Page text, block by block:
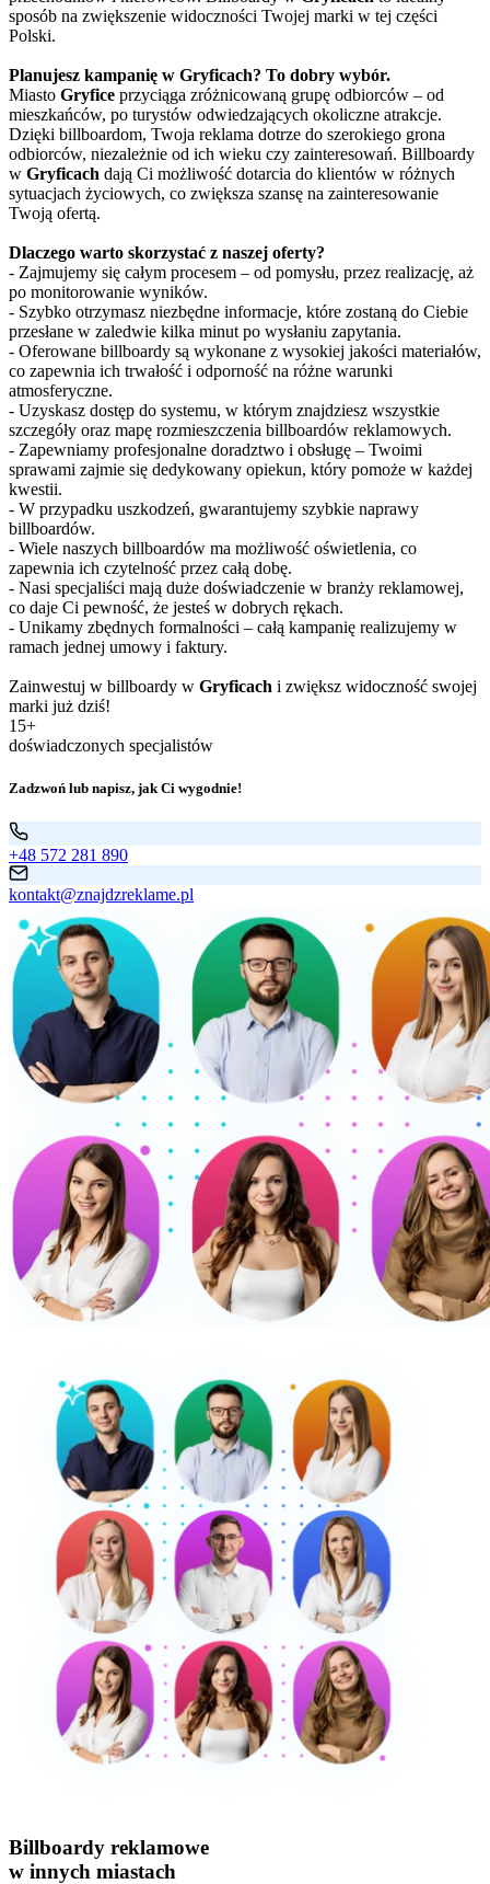
sposób na zwiększenie widoczności Twojej marki w tej części
Polski.
Planujesz kampanię w Gryficach? To dobry wybór.
Miasto Gryfice przyciąga zróżnicowaną grupę odbiorców – od
mieszkańców, po turystów odwiedzających okoliczne atrakcje.
Dzięki billboardom, Twoja reklama dotrze do szerokiego grona
odbiorców, niezależnie od ich wieku czy zainteresowań. Billboardy
w Gryficach dają Ci możliwość dotarcia do klientów w różnych
sytuacjach życiowych, co zwiększa szansę na zainteresowanie
Twoją ofertą.
Dlaczego warto skorzystać z naszej oferty?
- Zajmujemy się całym procesem – od pomysłu, przez realizację, aż
po monitorowanie wyników.
- Szybko otrzymasz niezbędne informacje, które zostaną do Ciebie
przesłane w zaledwie kilka minut po wysłaniu zapytania.
- Oferowane billboardy są wykonane z wysokiej jakości materiałów,
co zapewnia ich trwałość i odporność na różne warunki
atmosferyczne.
- Uzyskasz dostęp do systemu, w którym znajdziesz wszystkie
szczegóły oraz mapę rozmieszczenia billboardów reklamowych.
- Zapewniamy profesjonalne doradztwo i obsługę – Twoimi
sprawami zajmie się dedykowany opiekun, który pomoże w każdej
kwestii.
- W przypadku uszkodzeń, gwarantujemy szybkie naprawy
billboardów.
- Wiele naszych billboardów ma możliwość oświetlenia, co
zapewnia ich czytelność przez całą dobę.
- Nasi specjaliści mają duże doświadczenie w branży reklamowej,
co daje Ci pewność, że jesteś w dobrych rękach.
- Unikamy zbędnych formalności – całą kampanię realizujemy w
ramach jednej umowy i faktury.
Zainwestuj w billboardy w Gryficach i zwiększ widoczność swojej
marki już dziś!
15+
doświadczonych specjalistów
Zadzwoń lub napisz, jak Ci wygodnie!
+48 572 281 890
kontakt@znajdzreklame.pl
Billboardy reklamowe
w innych miastach